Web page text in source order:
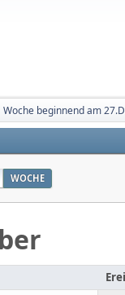
Woche beginnend am
WOCHE